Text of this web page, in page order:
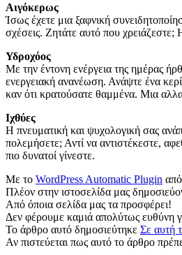
Αιγόκερως
Ίσως έχετε μια ξαφνική
σχέσεις. Ζητάτε αυτό που χρειάζεστε;
Υδροχόος
Με την έντονη ενέργεια της ημέρας
ενεργειακή ανανέωση. Ανάψτε ένα
καν ότι κρατούσατε θαμμένα. Μια
Ιχθύες
Η πνευματική και ψυχολογική σας
πολεμήσετε; Αντί να αντιστέκεστε,
πιο δυνατοί γίνεστε.
Με το WordPress Automatic Plugin
Πλέον στην ιστοσελίδα μας
Από όποια σελίδα μας τα προσφέρει!
Δεν φέρουμε καμιά απολύτως ευθύνη
Το άρθρο αυτό δημοσιεύτηκε Σε αυτή
Αν πιστεύεται πως αυτό το άρθρο